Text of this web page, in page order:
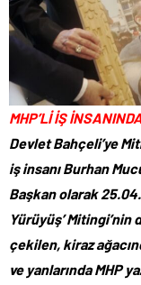
MHP’Lİ İŞ
Devlet Bahçeli’ye
iş insanı Burhan
Başkan olarak
Yürüyüş’ Mitingi’nin
çekilen, kiraz
ve yanlarında MHP